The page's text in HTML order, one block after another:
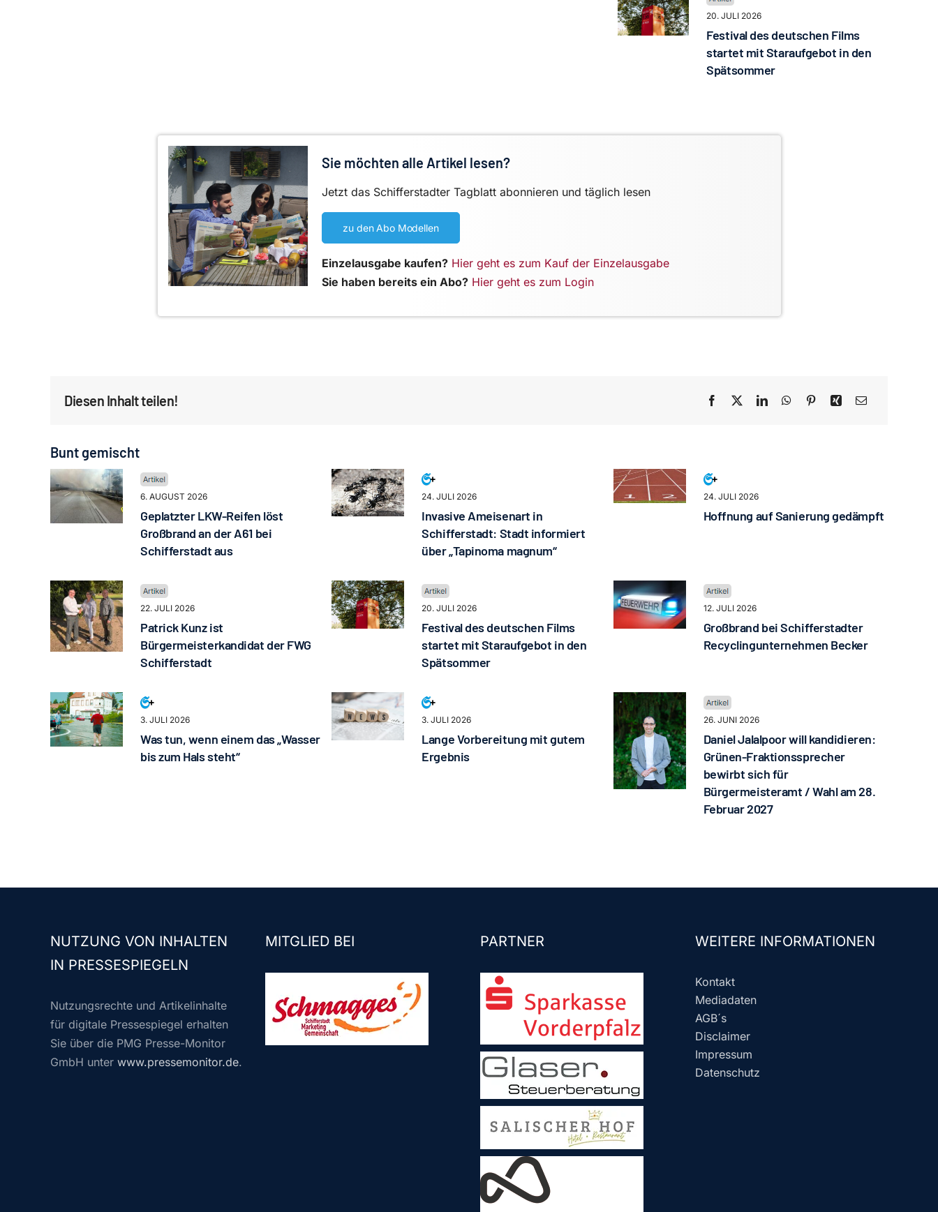
20. JULI 2026
Festival des deutschen Films
startet mit Staraufgebot in den
Spätsommer
Sie möchten alle Artikel lesen?
Jetzt das Schifferstadter Tagblatt abonnieren und täglich lesen
zu den Abo Modellen
Einzelausgabe kaufen? Hier geht es zum Kauf der Einzelausgabe
Sie haben bereits ein Abo? Hier geht es zum Login
Diesen Inhalt teilen!
Bunt gemischt
6. AUGUST 2026
Geplatzter LKW-Reifen löst
Großbrand an der A61 bei
Schifferstadt aus
24. JULI 2026
Invasive Ameisenart in
Schifferstadt: Stadt informiert
über „Tapinoma magnum“
24. JULI 2026
Hoffnung auf Sanierung gedämpft
22. JULI 2026
Patrick Kunz ist
Bürgermeisterkandidat der FWG
Schifferstadt
20. JULI 2026
Festival des deutschen Films
startet mit Staraufgebot in den
Spätsommer
12. JULI 2026
Großbrand bei Schifferstadter
Recyclingunternehmen Becker
3. JULI 2026
Was tun, wenn einem das „Wasser
bis zum Hals steht“
3. JULI 2026
Lange Vorbereitung mit gutem
Ergebnis
26. JUNI 2026
Daniel Jalalpoor will kandidieren:
Grünen-Fraktionssprecher
bewirbt sich für
Bürgermeisteramt / Wahl am 28.
Februar 2027
NUTZUNG VON INHALTEN
IN PRESSESPIEGELN
Nutzungsrechte und Artikelinhalte
für digitale Pressespiegel erhalten
Sie über die PMG Presse-Monitor
GmbH unter www.pressemonitor.de.
MITGLIED BEI PARTNER WEITERE INFORMATIONEN
Kontakt
Mediadaten
AGB´s
Disclaimer
Impressum
Datenschutz